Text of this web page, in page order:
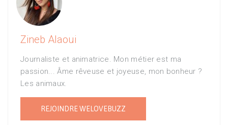
Zineb Alaoui
Journaliste et animatrice. Mon métier est ma
passion... Âme rêveuse et joyeuse, mon bonheur ?
Les animaux.
REJOINDRE WELOVEBUZZ